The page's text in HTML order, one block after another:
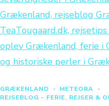
GRÆKENLAND
METEORA
REJSEBLOG - FERIE, REJSER &